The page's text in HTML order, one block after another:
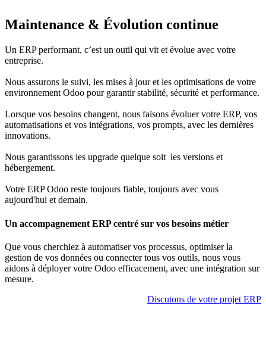
Maintenance & Évolution continue
Un ERP performant, c’est un outil qui vit et évolue avec votre
entreprise.
Nous assurons le suivi, les mises à jour et les optimisations de votre
environnement Odoo pour garantir stabilité, sécurité et performance.
Lorsque vos besoins changent, nous faisons évoluer votre ERP, vos
automatisations et vos intégrations, vos prompts, avec les dernières
innovations.
Nous garantissons les upgrade quelque soit les versions et
hébergement.
Votre ERP Odoo reste toujours fiable, toujours avec vous
aujourd'hui et demain.
Un accompagnement ERP centré sur vos besoins métier
Que vous cherchiez à automatiser vos processus, optimiser la
gestion de vos données ou connecter tous vos outils, nous vous
aidons à déployer votre Odoo efficacement, avec une intégration sur
mesure.
Discutons de votre projet ERP